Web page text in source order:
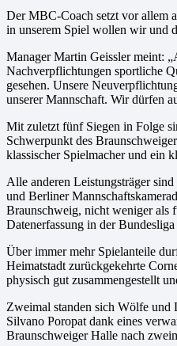
Der MBC-Coach setzt vor allem
in unserem Spiel wollen wir und
Manager Martin Geissler meint:
Nachverpflichtungen sportliche
gesehen. Unsere
unserer Mannschaft. Wir dürfen
Mit zuletzt fünf Siegen in Folge
Schwerpunkt des
klassischer Spielmacher und ein
Alle anderen Leistungsträger
und Berliner
Braunschweig, nicht weniger als
Datenerfassung in der
Über immer mehr Spielanteile
Heimatstadt zurückgekehrte
physisch gut zusammengestellt
Zweimal standen sich Wölfe und
Silvano Poropat dank eines
Braunschweiger Halle nach